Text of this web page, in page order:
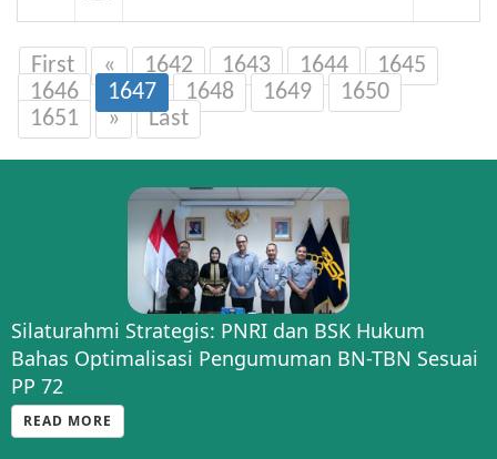
First « 1642 1643 1644
1645
1646
1647 1648 1649
1650
1651
» Last
Silaturahmi Strategis: PNRI dan BSK Hukum
Bahas Optimalisasi Pengumuman BN-TBN Sesuai
PP 72
READ MORE